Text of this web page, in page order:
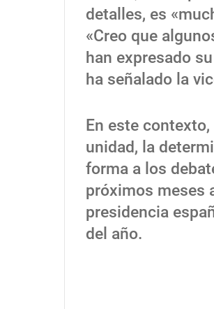
detalles, es
«Creo que
han expresado
ha señalado la
En este
unidad, la
forma a los
próximos meses
presidencia
del año.